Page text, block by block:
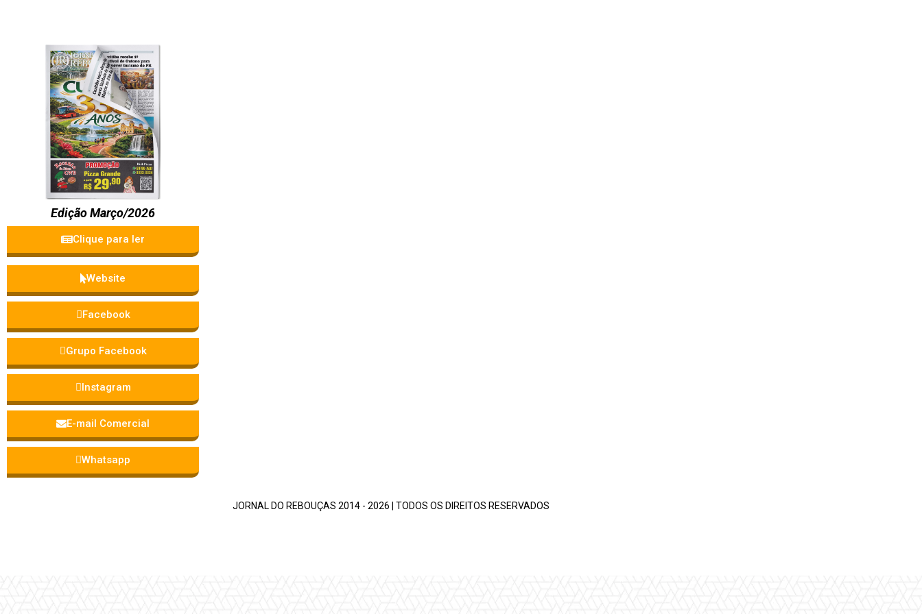
Edição Março/2026
Clique para ler
Website
Facebook
Grupo Facebook
Instagram
E-mail Comercial
Whatsapp
JORNAL DO REBOUÇAS 2014 - 2026 | TODOS OS DIREITOS RESERVADOS